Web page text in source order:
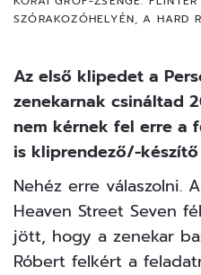
SZÓRAKOZÓHELYÉN, A HARD
Az első klipedet a
zenekarnak csináltad
nem kérnek fel erre a
is kliprendező/-
Nehéz erre válaszolni.
Heaven Street Seven
jött, hogy a zenekar
Róbert felkért a